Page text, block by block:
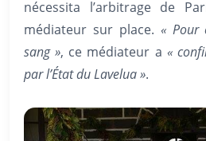
nécessita l’arbitrage de
médiateur sur place. « Pour
sang », ce médiateur a «
par l’État du Lavelua ».